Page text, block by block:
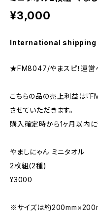
¥3,000
International shipping
★FM8047/やまスピ！運営
こちらの品の売上利益は『
させていただきます。
購入確定時から1ヶ月以内に
やましにゃん ミニタオル
2枚組(2種)
¥3000
※サイズは約